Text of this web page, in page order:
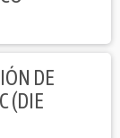
DE
(DIE